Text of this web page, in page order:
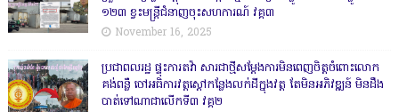
១២៣ ខ្វះមន្ត្រីជំនាញចុះសហការណ៍ វគ្គ៣
November 16, 2025
ប្រជាពលរដ្ឋ ផ្ទុះការតវ៉ា សារជាថ្មីសម្តែងការមិនពេញចិត្តចំពោះលោក
គង់ពន្លឺ ចៅអធិការវត្តស្ដៅកន្លែងលក់ដីក្នុងវត្ត តែមិនអភិវឌ្ឍន៍ មិនដឹង
បាត់ទៅណាជាលើកទី៣ វគ្គ២